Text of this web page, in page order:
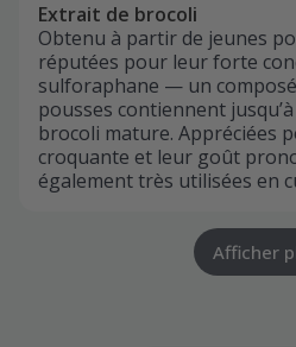
Extrait de brocoli
Obtenu à partir de jeunes
réputées pour leur forte
sulforaphane — un
pousses contiennent
brocoli mature. Appréciées
croquante et leur goût
également très utilisées en
Afficher